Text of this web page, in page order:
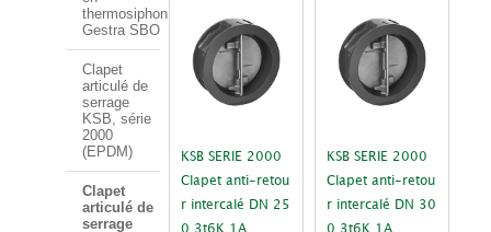
thermosiphon
Gestra SBO
Clapet
articulé de
serrage
KSB, série
2000
(EPDM)
Clapet
articulé de
serrage
KSB SERIE 2000
Clapet anti-retou
r intercalé DN 25
0 3t6K 1A
KSB SERIE 2000
Clapet anti-retou
r intercalé DN 30
0 3t6K 1A